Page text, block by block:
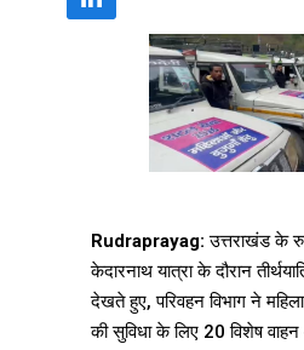
Rudraprayag: उत्तराखंड के
केदारनाथ यात्रा के दौरान
देखते हुए, परिवहन विभाग ने महिला
की सुविधा के लिए 20 विशेष